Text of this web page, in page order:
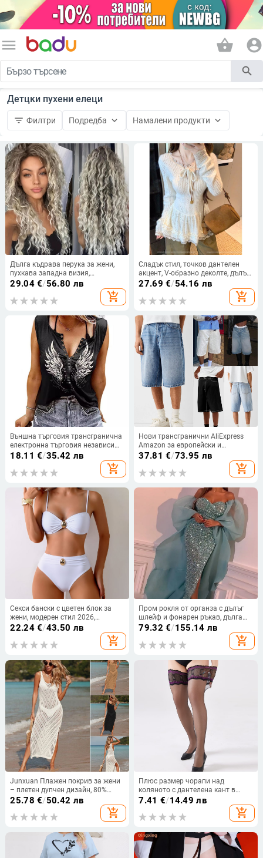
menu shopping_basket account_circle
search
Детцки пухени елеци
filter_list Филтри Подредба keyboard_arrow_down Намалени продукти keyboard_arrow_down
Дълга къдрава перука за жени,
пухкава западна визия,
африкански вдъхновени къдрици,
термоустойчива синтетика
29.04€/56.80 лв
add_shopping_cart
Сладък стил, точков дантелен
акцент, V-образно деколте, дълъг
ръкав, дамска тениска за есен-
зима, стяга талията и оформя
силуета, A-линия топ
27.69 €/54.16 лв
add_shopping_cart
Външна търговия трансгранична
електронна търговия независима
станция Amazon Amazon нова
памучна дамска тениска
18.11 €/35.42 лв
add_shopping_cart
Нови трансгранични AliExpress
Amazon за европейски и
американски мъжки
четирицветни еластични дънкови
шорти с пет цвята Дънкови
37.81 €/73.95 лв
add_shopping_cart
Секси бански с цветен блок за
жени, модерен стил 2026,
европейско-американски дизайн
22.24€/43.50 лв
add_shopping_cart
Пром рокля от органза с дълъг
шлейф и фонарен ръкав, дълга
пола — Пролет 2024
79.32 €/155.14 лв
add_shopping_cart
Junxuan Плажен покрив за жени
– плетен дупчен дизайн, 80%
полиестер съдържание, подплата
25.78 €/50.42 лв
add_shopping_cart
Плюс размер чорапи над
коляното с дантелена кант в
цветни блокове, тънки, в черно,
7.41 €/14.49 лв
add_shopping_cart